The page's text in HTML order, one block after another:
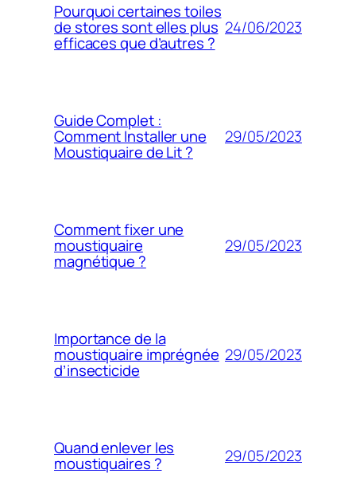
Pourquoi certaines toiles
de stores sont elles plus
efficaces que d’autres ?
24/06/2023
Guide Complet :
Comment Installer une
Moustiquaire de Lit ?
29/05/2023
Comment fixer une
moustiquaire
magnétique ?
29/05/2023
Importance de la
moustiquaire imprégnée
d’insecticide
29/05/2023
Quand enlever les
moustiquaires ? 29/05/2023